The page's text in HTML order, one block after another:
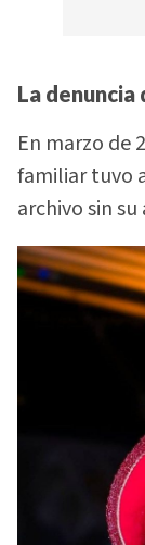
La
En marzo de
familiar tuvo
archivo sin